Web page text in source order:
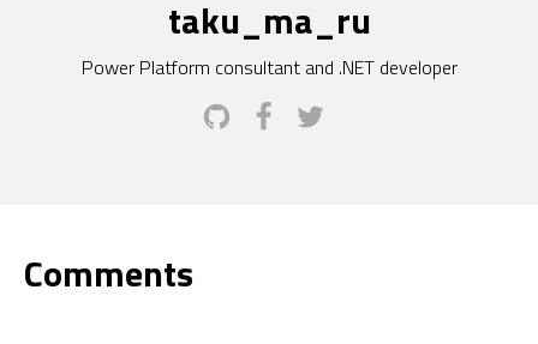
taku_ma_ru
Power Platform consultant and .NET developer
Comments